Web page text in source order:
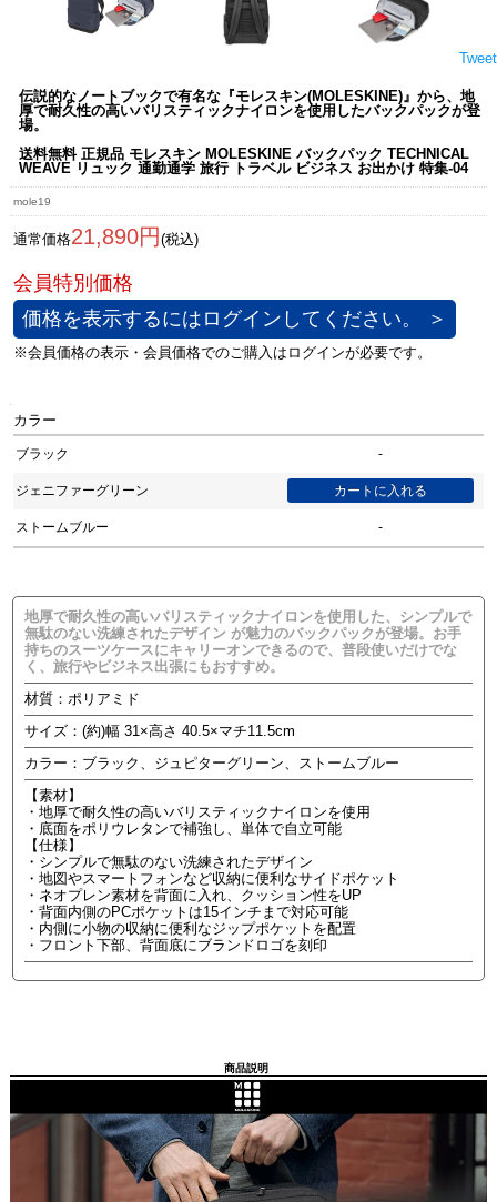
Tweet
伝説的なノートブックで有名な『モレスキン(MOLESKINE)』から、地
厚で耐久性の高いバリスティックナイロンを使用したバックパックが登
場。
送料無料 正規品 モレスキン MOLESKINE バックパック TECHNICAL
WEAVE リュック 通勤通学 旅行 トラベル ビジネス お出かけ 特集-04
mole19
通常価格21,890円 (税込)
価格を表示するにはログインしてください。 ＞
カラー
ブラック -
ジェニファーグリーン
ストームブルー -
地厚で耐久性の高いバリスティックナイロンを使用した、シンプルで
無駄のない洗練されたデザイン が魅力のバックパックが登場。お手
持ちのスーツケースにキャリーオンできるので、普段使いだけでな
く、旅行やビジネス出張にもおすすめ。
材質：ポリアミド
サイズ：(約)幅 31×高さ 40.5×マチ11.5cm
カラー：ブラック、ジュピターグリーン、ストームブルー
【素材】
・地厚で耐久性の高いバリスティックナイロンを使用
・底面をポリウレタンで補強し、単体で自立可能
【仕様】
・シンプルで無駄のない洗練されたデザイン
・地図やスマートフォンなど収納に便利なサイドポケット
・ネオプレン素材を背面に入れ、クッション性をUP
・背面内側のPCポケットは15インチまで対応可能
・内側に小物の収納に便利なジップポケットを配置
・フロント下部、背面底にブランドロゴを刻印
商品説明